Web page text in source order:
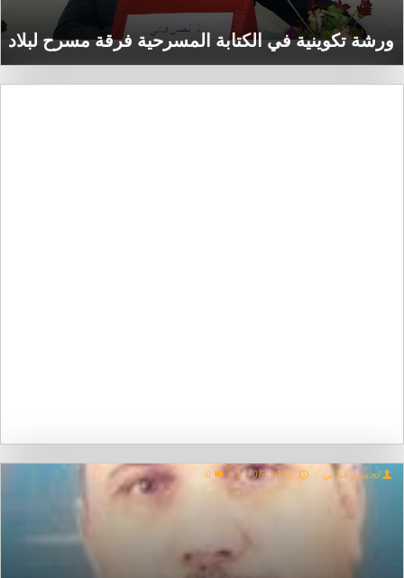
ورشة تكوينية في الكتابة المسرحية فرقة مسرح لبلاد
لحسن قناني /
11/06/2014
/
0